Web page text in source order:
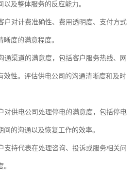
及整体服务的反应能力。
户对计费准确性、费用透明度、支付方式
度的满意程度。
通渠道的满意度，包括客户服务热线、网
效性。评估供电公司的沟通清晰度和及时
对供电公司处理停电的满意度，包括停电
的沟通以及恢复工作的效率。
支持代表在处理咨询、投诉或服务相关问